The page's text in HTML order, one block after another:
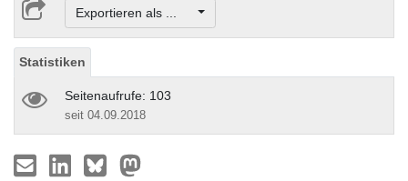
Exportieren als ...
Statistiken
Seitenaufrufe: 103
seit 04.09.2018